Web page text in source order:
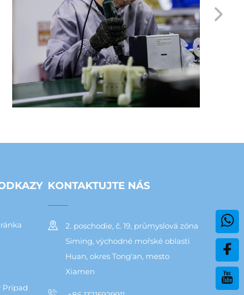
Prípad
KONTAKTUJTE NÁS
2. poschodie, č. 19, průmyslová zóna
Siming, východné mořské oblasti
Huan, okres Tong'an, mesto
Xiamen